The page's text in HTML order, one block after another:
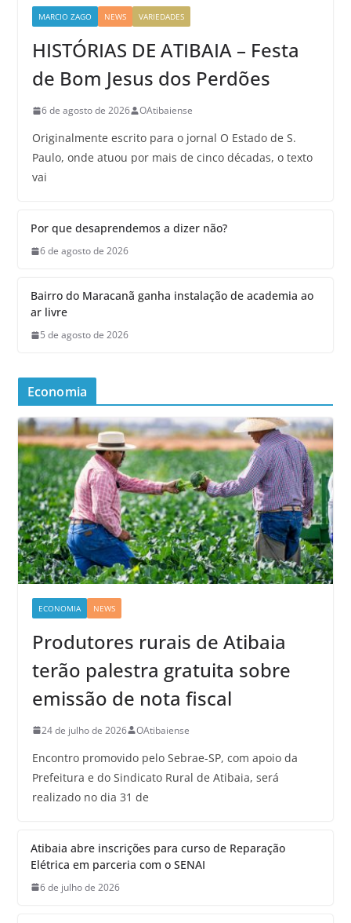
MARCIO ZAGO NEWS VARIEDADES
HISTÓRIAS DE ATIBAIA – Festa
de Bom Jesus dos Perdões
6 de agosto de 2026 OAtibaiense
Originalmente escrito para o jornal O Estado de S.
Paulo, onde atuou por mais de cinco décadas, o texto
vai
Por que desaprendemos a dizer não?
6 de agosto de 2026
Bairro do Maracanã ganha instalação de academia ao
ar livre
5 de agosto de 2026
Economia
ECONOMIA NEWS
Produtores rurais de Atibaia
terão palestra gratuita sobre
emissão de nota fiscal
24 de julho de 2026 OAtibaiense
Encontro promovido pelo Sebrae-SP, com apoio da
Prefeitura e do Sindicato Rural de Atibaia, será
realizado no dia 31 de
Atibaia abre inscrições para curso de Reparação
Elétrica em parceria com o SENAI
6 de julho de 2026